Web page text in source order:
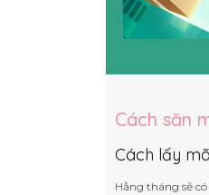
Cách săn
Cách lấy
Hằng tháng sẽ